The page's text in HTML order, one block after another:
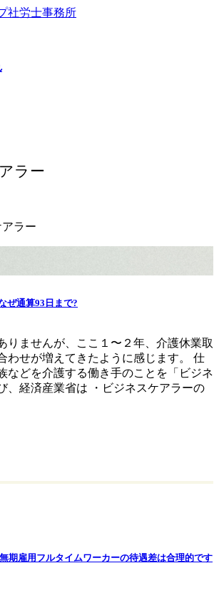
ラー
ラー
ぜ通算93日まで?
りませんが、ここ１〜２年、介護休業取
わせが増えてきたように感じます。 仕
などを介護する働き手のことを「ビジネ
、経済産業省は ・ビジネスケアラーの
期雇用フルタイムワーカーの待遇差は合理的です